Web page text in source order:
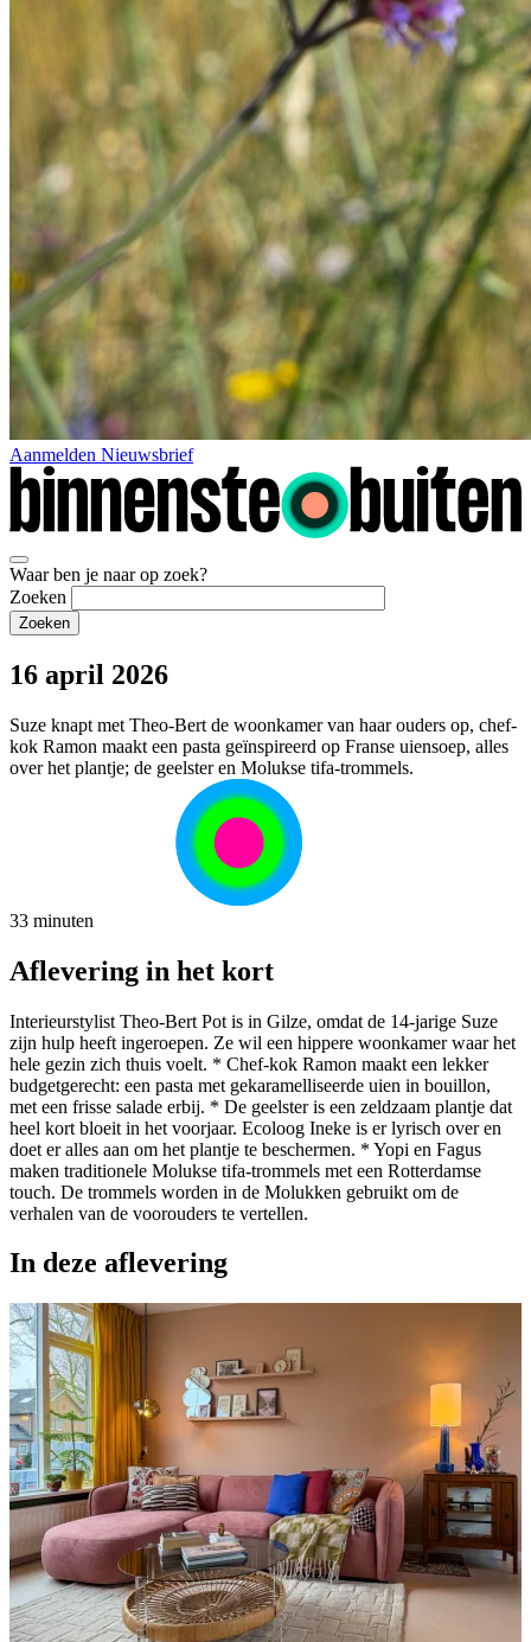
Aanmelden Nieuwsbrief
Waar ben je naar op zoek?
Zoeken
16 april 2026
Suze knapt met Theo-Bert de woonkamer van haar ouders op, chef-
kok Ramon maakt een pasta geïnspireerd op Franse uiensoep, alles
over het plantje; de geelster en Molukse tifa-trommels.
33 minuten
Aflevering in het kort
Interieurstylist Theo-Bert Pot is in Gilze, omdat de 14-jarige Suze
zijn hulp heeft ingeroepen. Ze wil een hippere woonkamer waar het
hele gezin zich thuis voelt. * Chef-kok Ramon maakt een lekker
budgetgerecht: een pasta met gekaramelliseerde uien in bouillon,
met een frisse salade erbij. * De geelster is een zeldzaam plantje dat
heel kort bloeit in het voorjaar. Ecoloog Ineke is er lyrisch over en
doet er alles aan om het plantje te beschermen. * Yopi en Fagus
maken traditionele Molukse tifa-trommels met een Rotterdamse
touch. De trommels worden in de Molukken gebruikt om de
verhalen van de voorouders te vertellen.
In deze aflevering